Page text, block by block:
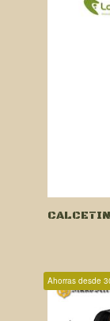
Ahorras desde